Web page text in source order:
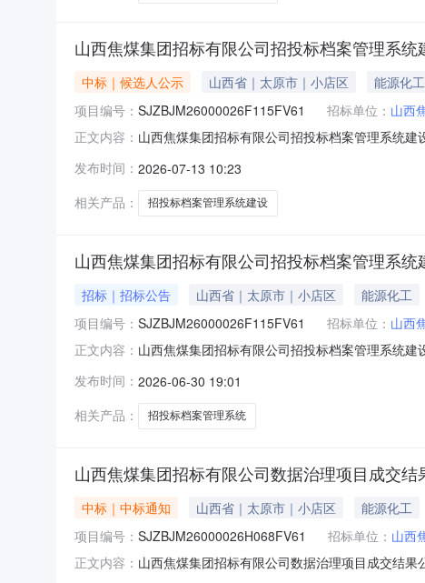
山西焦煤集团招标有限公司招投标档案管理系
中标｜候选人公示 山西省｜太原市｜小店区 能源化工
项目编号： SJZBJM26000026F115FV61 招标单位： 山西
正文内容： 山西焦煤集团招标有限公司招投标档案管理系统
示如下：一、评审情况排序成交候选人名称1山西
公示
发布时间： 2026-07-13 10:23
相关产品：
招投标档案管理系统建设
山西焦煤集团招标有限公司招投标档案管理系
招标｜招标公告 山西省｜太原市｜小店区 能源化工
项目编号： SJZBJM26000026F115FV61 招标单位： 山西
正文内容： 山西焦煤集团招标有限公司招投标档案管理系统
焦煤集团招标有限公司招投标档案管理系统建设
购项目概况
发布时间： 2026-06-30 19:01
相关产品：
招投标档案管理系统
山西焦煤集团招标有限公司数据治理项目成交结
中标｜中标通知 山西省｜太原市｜小店区 能源化工
项目编号： SJZBJM26000026H068FV61 招标单位： 山西
正文内容： 山西焦煤集团招标有限公司数据治理项目成交结